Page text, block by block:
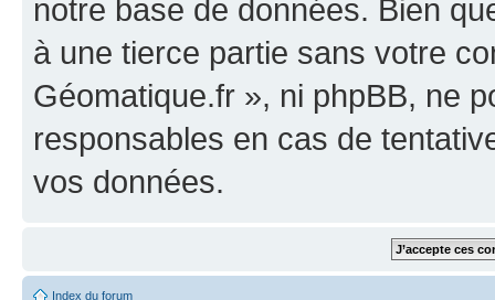
notre base de données. Bien
à une tierce partie sans votre
Géomatique.fr », ni phpBB, ne
responsables en cas de
vos données.
Index du forum